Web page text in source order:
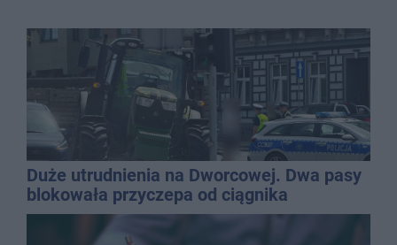
Duże utrudnienia na Dworcowej. Dwa pasy
blokowała przyczepa od ciągnika